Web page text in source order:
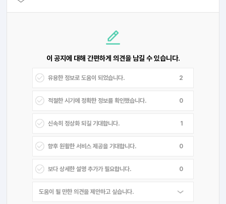
이 공지에 대해 간편하게 의견을 남길 수 있습니다.
2
0
1
0
0